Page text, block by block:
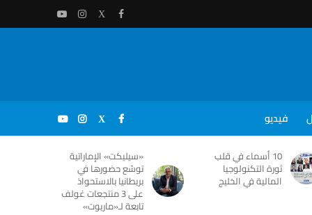
فيديو
10 أسماء في قلب
ثورة التكنولوجيا
المالية في الخليج
«سيليكت» الإماراتية
توسّع حضورها في
بريطانيا بالاستحواذ
على 3 منتجعات غولف
تابعة لـ«ماريوت»